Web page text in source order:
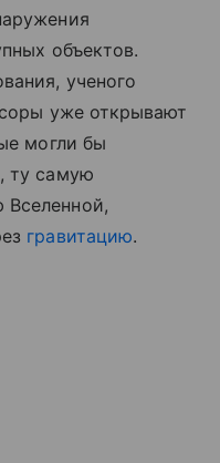
объектов.
ученого
уже открывают
могли бы
ту самую
гравитацию.